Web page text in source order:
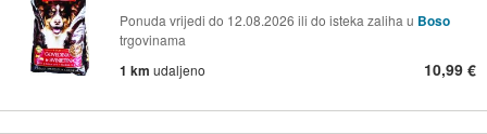
Ponuda vrijedi do 12.08.2026 ili do isteka zaliha u Boso
trgovinama
1 km udaljeno 10,99 €